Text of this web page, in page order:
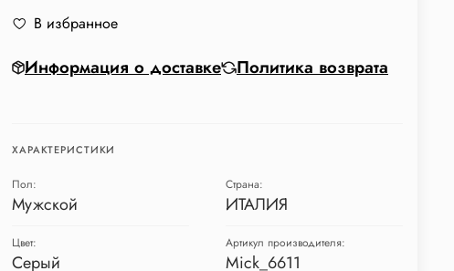
В избранное
Информация о доставке Политика возврата
ХАРАКТЕРИСТИКИ
Пол:
Мужской
Страна:
ИТАЛИЯ
Цвет:
Серый
Артикул производителя:
Mick_6611